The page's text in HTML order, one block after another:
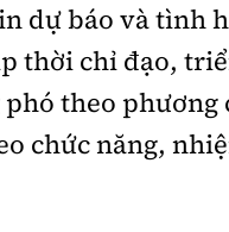
dự báo và tình
thời chỉ đạo,
phó theo phương
chức năng,